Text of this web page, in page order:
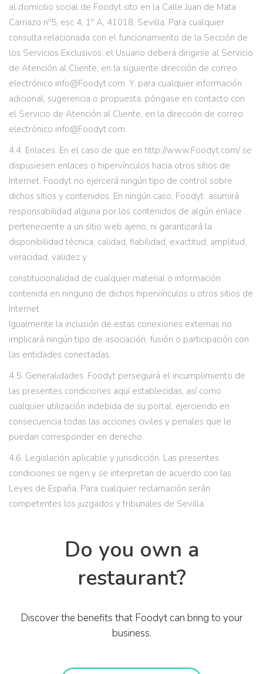
al domicilio social de Foodyt sito en la Calle Juan de Mata
Carriazo nº5, esc 4, 1º A, 41018, Sevilla. Para cualquier
consulta relacionada con el funcionamiento de la Sección de
los Servicios Exclusivos, el Usuario deberá dirigirse al Servicio
de Atención al Cliente, en la siguiente dirección de correo
electrónico info@Foodyt.com. Y, para cualquier información
adicional, sugerencia o propuesta, póngase en contacto con
el Servicio de Atención al Cliente, en la dirección de correo
electrónico info@Foodyt.com.
4.4. Enlaces. En el caso de que en http://www.Foodyt.com/ se
dispusiesen enlaces o hipervínculos hacia otros sitios de
Internet, Foodyt no ejercerá ningún tipo de control sobre
dichos sitios y contenidos. En ningún caso, Foodyt asumirá
responsabilidad alguna por los contenidos de algún enlace
perteneciente a un sitio web ajeno, ni garantizará la
disponibilidad técnica, calidad, fiabilidad, exactitud, amplitud,
veracidad, validez y
constitucionalidad de cualquier material o información
contenida en ninguno de dichos hipervínculos u otros sitios de
Internet.
Igualmente la inclusión de estas conexiones externas no
implicará ningún tipo de asociación, fusión o participación con
las entidades conectadas.
4.5. Generalidades. Foodyt perseguirá el incumplimiento de
las presentes condiciones aquí establecidas, así como
cualquier utilización indebida de su portal, ejerciendo en
consecuencia todas las acciones civiles y penales que le
puedan corresponder en derecho.
4.6. Legislación aplicable y jurisdicción. Las presentes
condiciones se rigen y se interpretan de acuerdo con las
Leyes de España. Para cualquier reclamación serán
competentes los juzgados y tribunales de Sevilla.
Do you own a
restaurant?
Discover the benefits that Foodyt can bring to your
business.